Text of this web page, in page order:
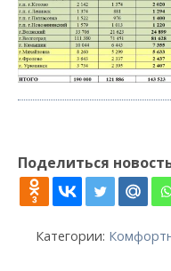
Поделиться
3
Категории: